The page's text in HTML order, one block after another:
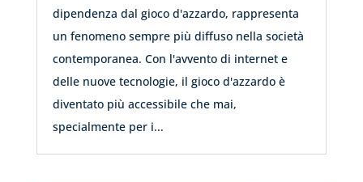
dipendenza dal gioco d'azzardo, rappresenta
un fenomeno sempre più diffuso nella società
contemporanea. Con l'avvento di internet e
delle nuove tecnologie, il gioco d'azzardo è
diventato più accessibile che mai,
specialmente per i...